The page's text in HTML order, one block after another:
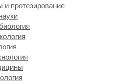
и протезирование